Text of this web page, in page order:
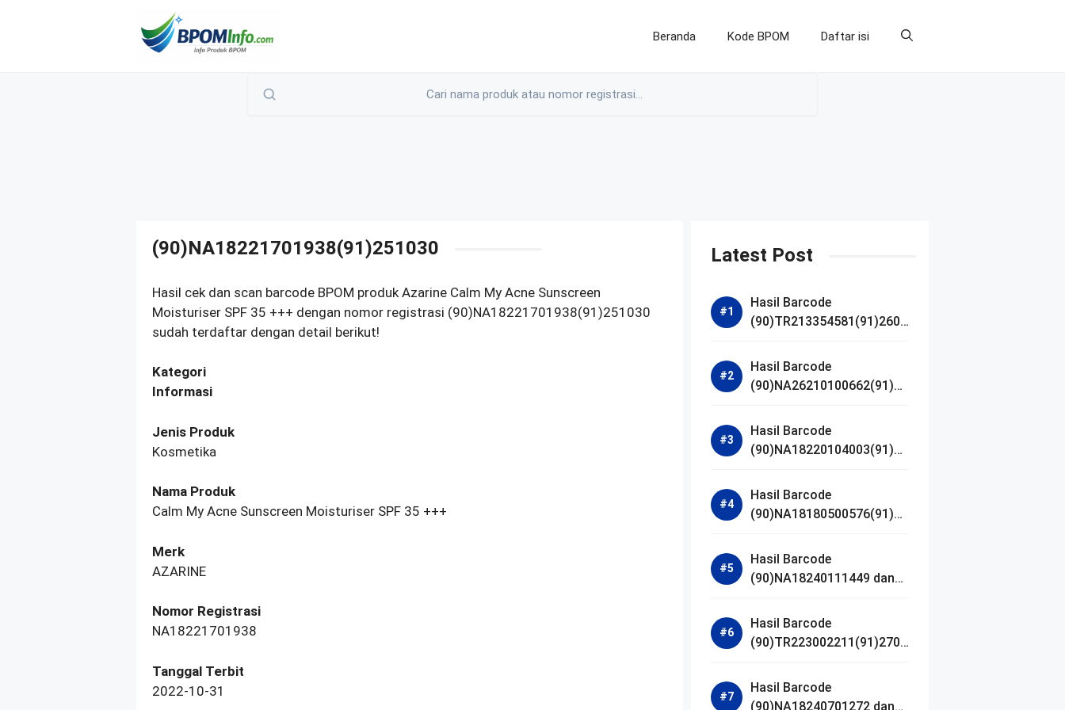
Beranda Kode BPOM Daftar isi
(90)NA18221701938(91)251030
Hasil cek dan scan barcode BPOM produk Azarine Calm My Acne Sunscreen
Moisturiser SPF 35 +++ dengan nomor registrasi (90)NA18221701938(91)251030
sudah terdaftar dengan detail berikut!
Kategori
Informasi
Jenis Produk
Kosmetika
Nama Produk
Calm My Acne Sunscreen Moisturiser SPF 35 +++
Merk
AZARINE
Nomor Registrasi
NA18221701938
Tanggal Terbit
2022-10-31
Latest Post
Hasil Barcode
(90)TR213354581(91)2607
Hasil Barcode
(90)NA26210100662(91)24
Hasil Barcode
(90)NA18220104003(91)25
Hasil Barcode
(90)NA18180500576(91)21
Hasil Barcode
(90)NA18240111449 dan
Hasil Barcode
(90)TR223002211(91)2701
Hasil Barcode
(90)NA18240701272 dan